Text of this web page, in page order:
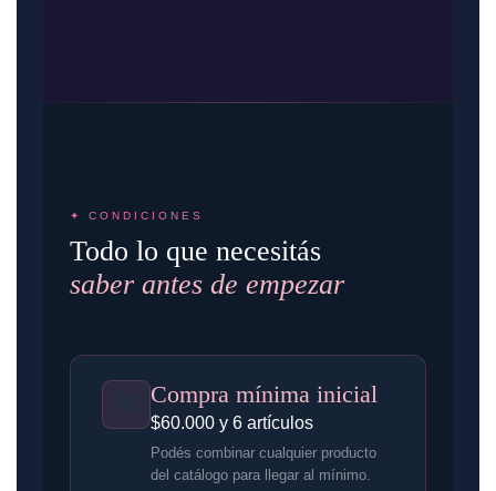
✦ CONDICIONES
Todo lo que necesitás
saber antes de empezar
Compra mínima inicial
$60.000 y 6 artículos
Podés combinar cualquier producto
del catálogo para llegar al mínimo.